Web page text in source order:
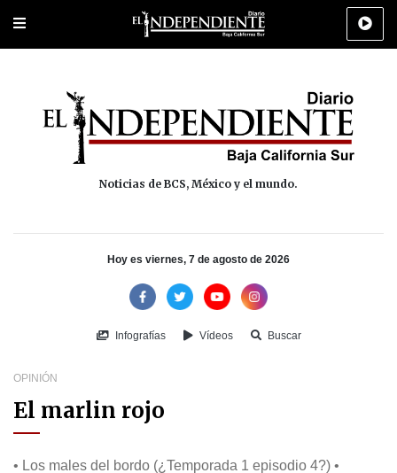
Portada Los Cabos Policiaca Deportes Cultura
Noticias de BCS, México y el mundo.
Hoy es viernes, 7 de agosto de 2026
Infografías Vídeos Buscar
OPINIÓN
El marlin rojo
• Los males del bordo (¿Temporada 1 episodio 4?) •